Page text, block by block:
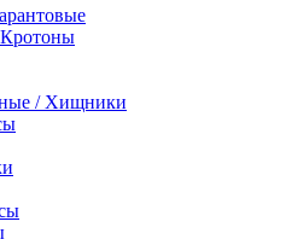
/ Хищники